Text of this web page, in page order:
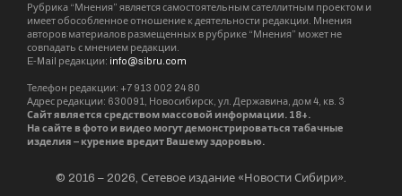
Рубрика “Мнения” является самостоятельным сателлитным проектом и
имеет обособленное отношение к деятельности редакции. Мнения
авторов материалов размещенных в рубрике “Мнения” может не
совпадать с мнением редакции.
E-Mail редакции: info@sibru.com
Телефон редакции: +7 913 002 24 80
Адрес редакции: 630091, Новосибирск, ул. Державина, дом 4, кв. 3
Сайт является средством массовой информации. 18+.
На сайте в фото и видео могут демонстрироваться табачные
изделия – курение вредит Вашему здоровью.
© 2016 – 2026, Сетевое издание «Новости Сибири».